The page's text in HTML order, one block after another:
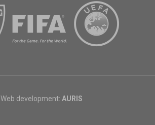
Web development: AURIS